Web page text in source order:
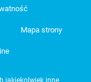
Mapa strony
jakiekolwiek inne